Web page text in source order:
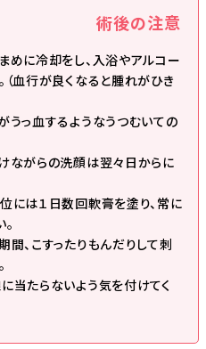
術後の注意
めに冷却をし、入浴やアルコー
（血行が良くなると腫れがひき
うっ血するようなうつむいての
ながらの洗顔は翌々日からに
には１日数回軟膏を塗り、常に
、こすったりもんだりして刺
当たらないよう気を付けてく